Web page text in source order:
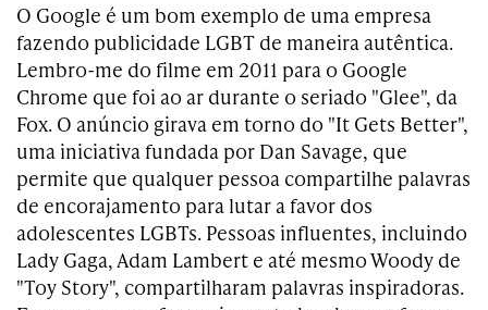
O Google é um bom exemplo de uma empresa
fazendo publicidade LGBT de maneira autêntica.
Lembro-me do filme em 2011 para o Google
Chrome que foi ao ar durante o seriado "Glee", da
Fox. O anúncio girava em torno do "It Gets Better",
uma iniciativa fundada por Dan Savage, que
permite que qualquer pessoa compartilhe palavras
de encorajamento para lutar a favor dos
adolescentes LGBTs. Pessoas influentes, incluindo
Lady Gaga, Adam Lambert e até mesmo Woody de
"Toy Story", compartilharam palavras inspiradoras.